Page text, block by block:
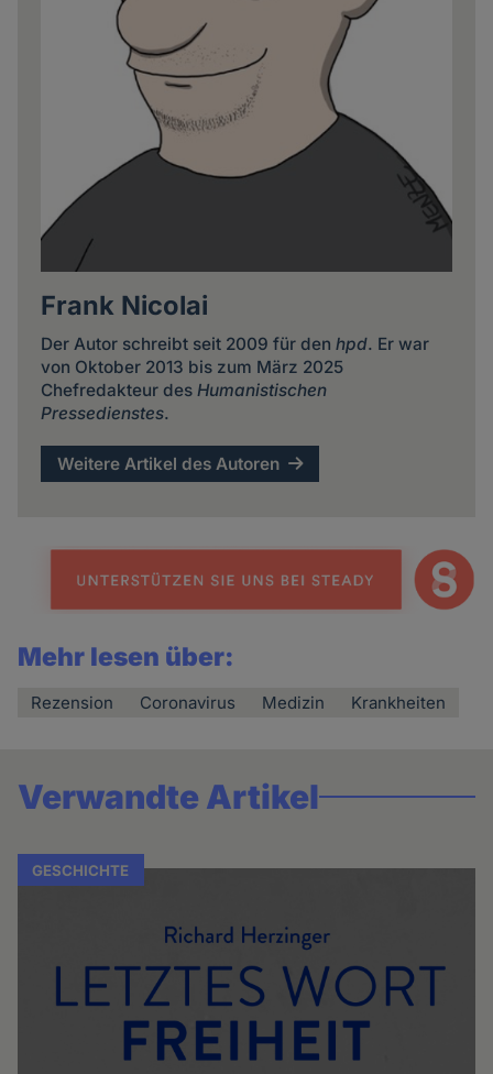
Frank Nicolai
Der Autor schreibt seit 2009 für den hpd. Er war
von Oktober 2013 bis zum März 2025
Chefredakteur des Humanistischen
Pressedienstes.
Weitere Artikel des Autoren
Mehr lesen über:
Rezension Coronavirus Medizin Krankheiten
Verwandte Artikel
GESCHICHTE